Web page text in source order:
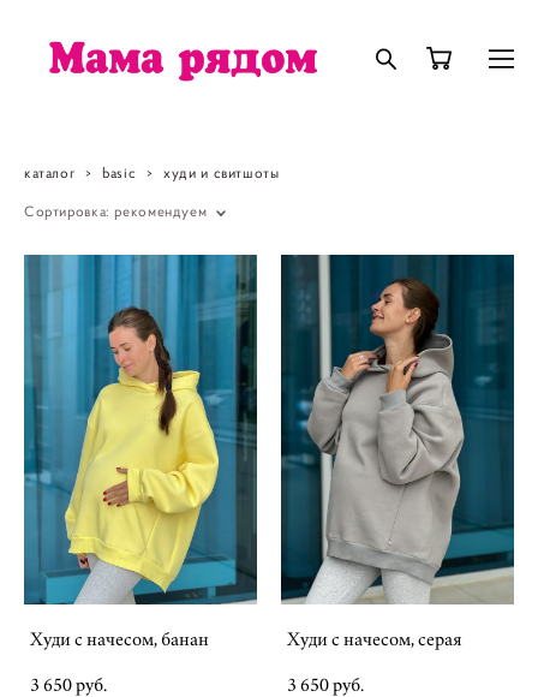
каталог > basic > худи и свитшоты
Сортировка: рекомендуем
Худи с начесом, банан
3 650 pуб.
Худи с начесом, серая
3 650 pуб.